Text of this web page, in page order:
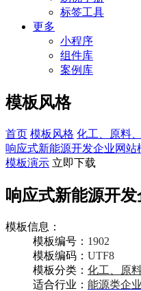
标签工具
更多
小程序
组件库
案例库
模板风格
首页 模板风格 化工、原料
响应式新能源开发企业网站
模板演示 立即下载
响应式新能源开
模板信息：
模板编号： 1902
模板编码： UTF8
模板分类： 化工、原
适合行业： 能源类企业